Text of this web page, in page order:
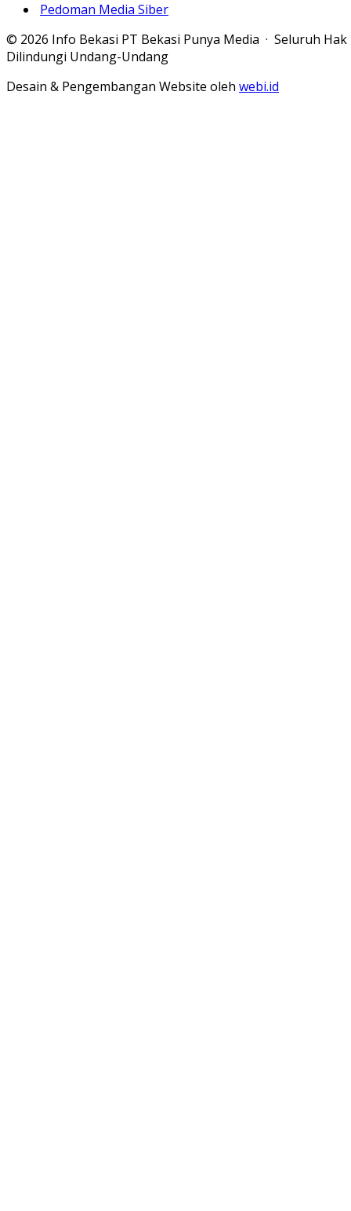
Pedoman Media Siber
© 2026 Info Bekasi PT Bekasi Punya Media · Seluruh Hak
Dilindungi Undang-Undang
Desain & Pengembangan Website oleh webi.id